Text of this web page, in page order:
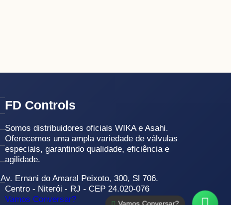
FD Controls
Somos distribuidores oficiais WIKA e Asahi.
Oferecemos uma ampla variedade de válvulas
especiais, garantindo qualidade, eficiência e
agilidade.
Av. Ernani do Amaral Peixoto, 300, Sl 706.
Centro - Niterói - RJ - CEP 24.020-076
Vamos Conversar?